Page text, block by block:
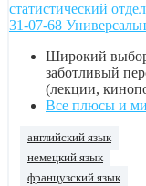
статистический отдел
31-07-68
Широкий
заботливый
(лекции,
Все плюсы и
английский язык
немецкий язык
французский язык